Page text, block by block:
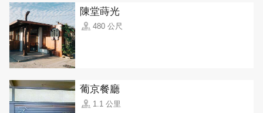
陳堂蒔光
480 公尺
葡京餐廳
1.1 公里